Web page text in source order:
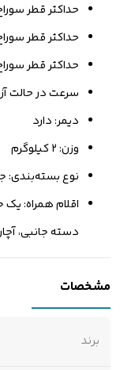
حداکثر قطر
حداکثر قطر سوراخ‌کاری‌
حداکثر قطر
سرعت در حالت آزاد: ۰-۲۸۰۰ دور در
دیمر: دارد
وزن: ۲ کیلوگرم
نوع بسته‌بندی:
اقلام همراه:
دسته جانبی،
مشخصات
برند